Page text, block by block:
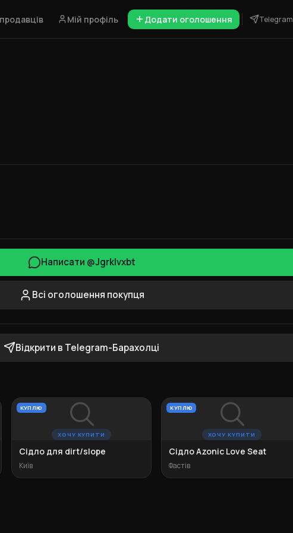
Мій профіль Додати оголошення Telegram
Написати @Jgrklvxbt
Всі оголошення покупця
Відкрити в Telegram-Барахолці
ХОЧУ КУПИТИ
КУПЛЮ
Сідло для dirt/slope
Київ
ХОЧУ КУПИТИ
КУПЛЮ
Сідло Azonic Love Seat
Фастів